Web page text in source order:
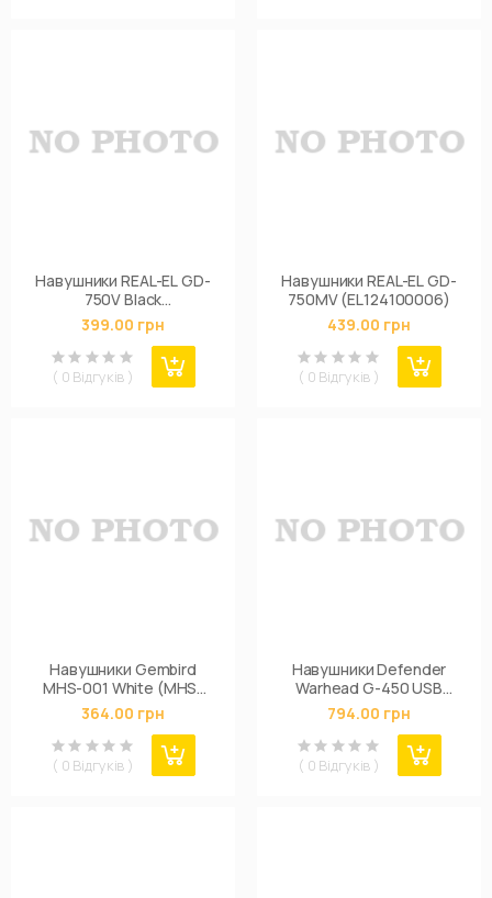
Навушники REAL-EL GD-
750V Black
(EL124200015)
399.00 грн
( 0 Відгуків )
Навушники REAL-EL GD-
750MV (EL124100006)
439.00 грн
( 0 Відгуків )
Навушники Gembird
MHS-001 White (MHS-
001-GW)
364.00 грн
( 0 Відгуків )
Навушники Defender
Warhead G-450 USB
(64146)
794.00 грн
( 0 Відгуків )